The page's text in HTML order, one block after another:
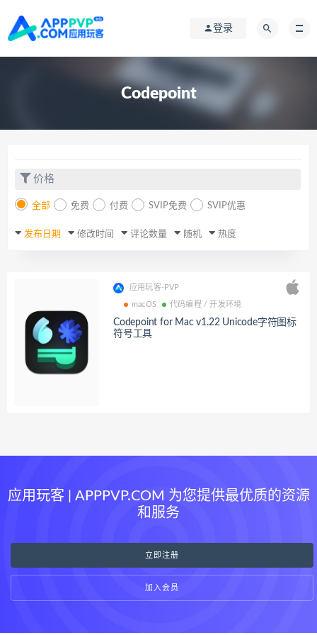
登录
Codepoint
价格
全部 免费 付费 SVIP免费 SVIP优惠
发布日期 修改时间 评论数量 随机 热度
应用玩客-PVP
macOS 代码编程 / 开发环境
Codepoint for Mac v1.22 Unicode字符图标
符号工具
应用玩客 | APPPVP.COM 为您提供最优质的资源
和服务
立即注册
加入会员